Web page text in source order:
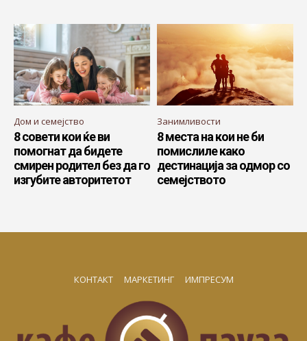
Дом и семејство
8 совети кои ќе ви
помогнат да бидете
смирен родител без да го
изгубите авторитетот
Занимливости
8 места на кои не би
помислиле како
дестинација за одмор со
семејството
КОНТАКТ МАРКЕТИНГ ИМПРЕСУМ